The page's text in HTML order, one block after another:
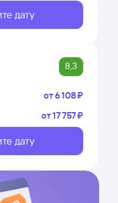
дату
8,3
от6 ⁠108 ⁠₽
от17 ⁠757 ⁠₽
дату